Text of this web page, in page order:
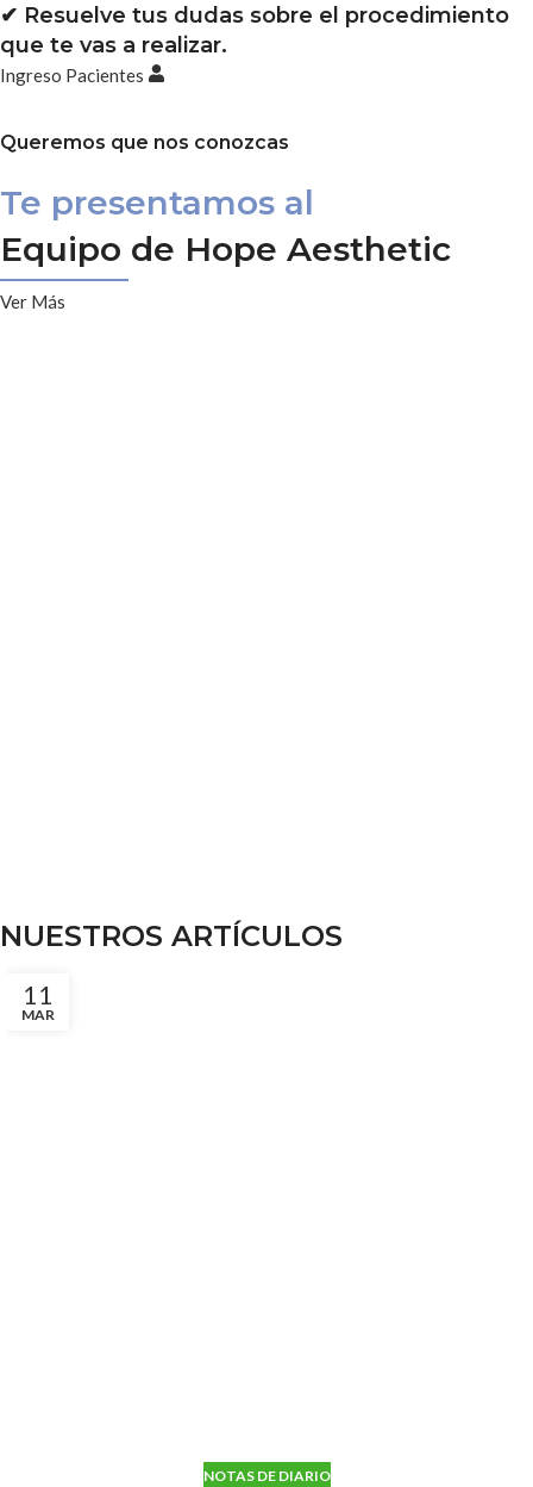
✔︎ Resuelve tus dudas sobre el procedimiento
que te vas a realizar.
Ingreso Pacientes
Queremos que nos conozcas
Te presentamos al
Equipo de Hope Aesthetic
Ver Más
NUESTROS ARTÍCULOS
11
MAR
NOTAS DE DIARIO